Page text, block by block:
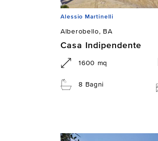
Alessio Martinelli
Alberobello, BA
Casa Indipendente
1600 mq
8 Bagni